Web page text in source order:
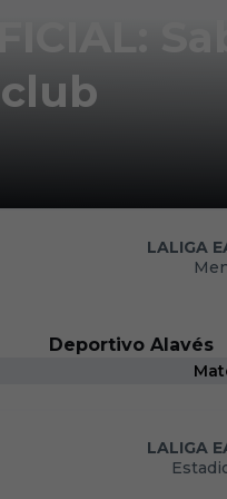
LALIGA
Deportivo Alavés
LALIGA